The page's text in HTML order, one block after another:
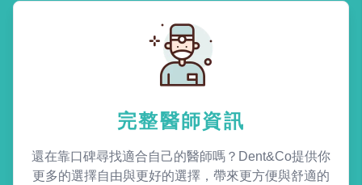
完整醫師資訊
還在靠口碑尋找適合自己的醫師嗎？Dent&Co提供你
更多的選擇自由與更好的選擇，帶來更方便與舒適的